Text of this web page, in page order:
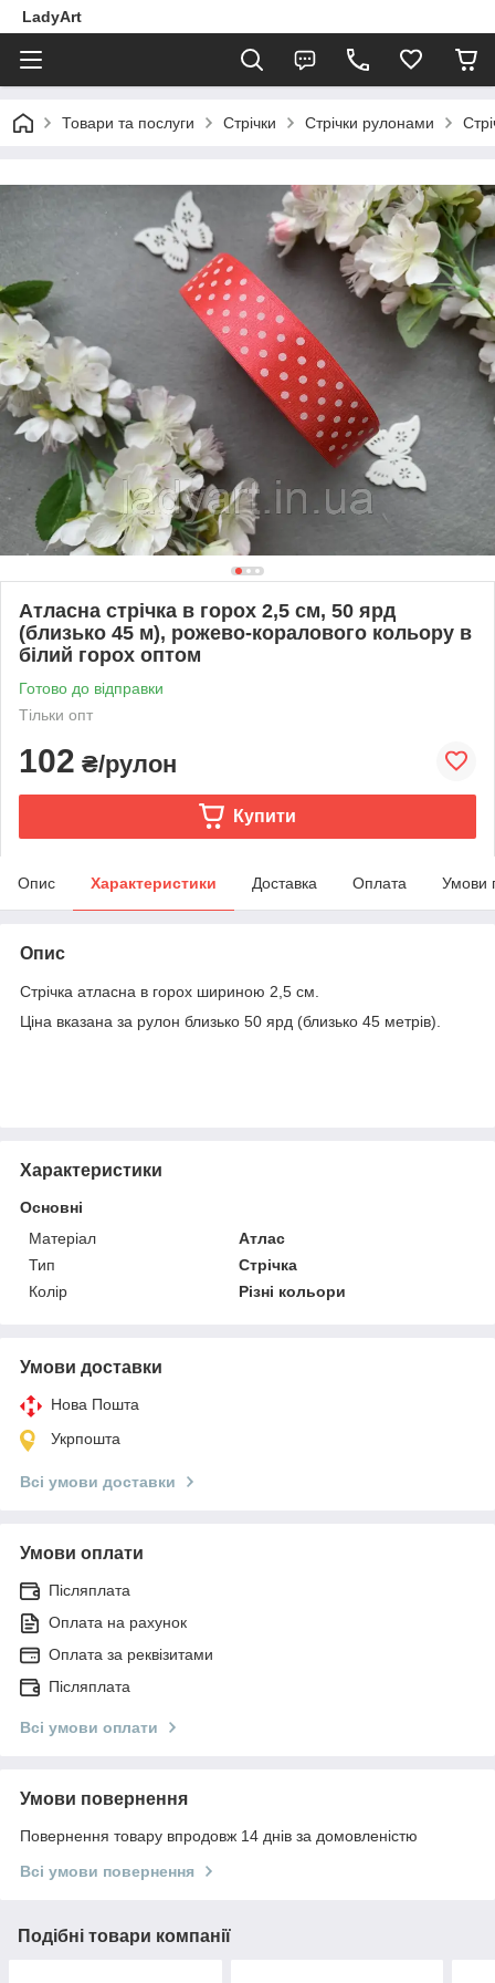
LadyArt
Товари та послуги Стрічки Стрічки рулонами
Атласна стрічка в горох 2,5 см, 50 ярд
(близько 45 м), рожево-коралового кольору в
білий горох оптом
Готово до відправки
Тільки опт
102 ₴/рулон
Купити
Опис Характеристики Доставка Оплата Умови
Опис
Стрічка атласна в горох шириною 2,5 см.
Ціна вказана за рулон близько 50 ярд (близько 45 метрів).
Характеристики
Основні
Матеріал
Атлас
Тип
Стрічка
Колір
Різні кольори
Умови доставки
Нова Пошта
Укрпошта
Всі умови доставки
Умови оплати
Післяплата
Оплата на рахунок
Оплата за реквізитами
Післяплата
Всі умови оплати
Умови повернення
Повернення товару впродовж 14 днів за домовленістю
Всі умови повернення
Подібні товари компанії